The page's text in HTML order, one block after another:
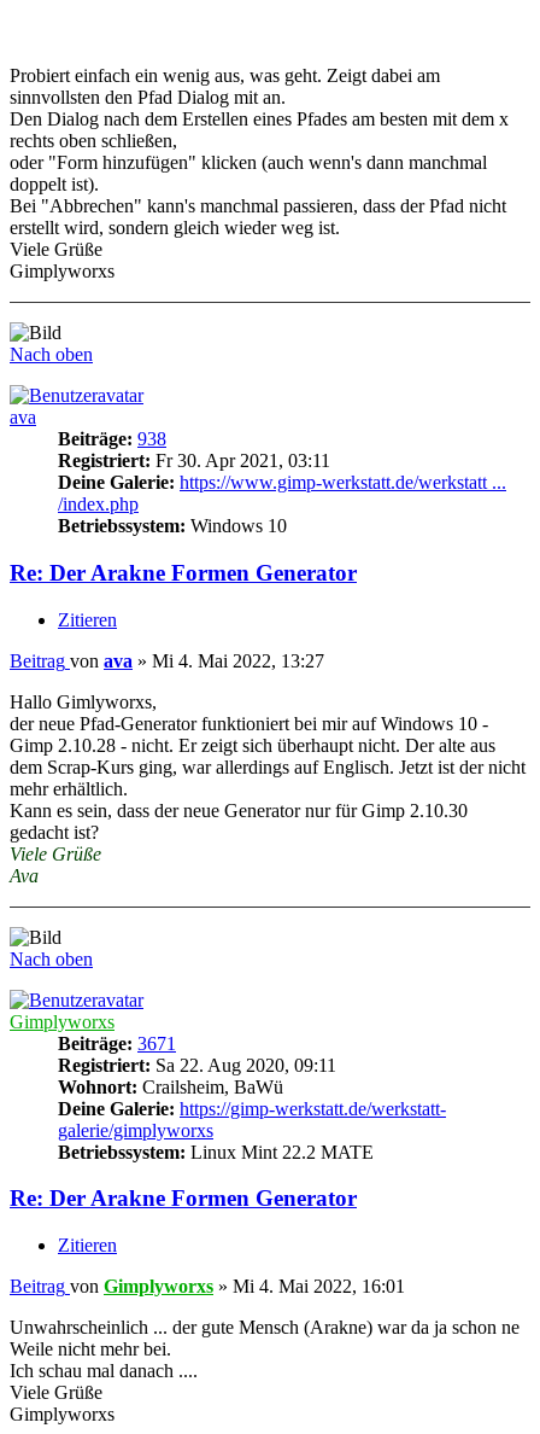
Probiert einfach ein wenig aus, was geht. Zeigt dabei am
sinnvollsten den Pfad Dialog mit an.
Den Dialog nach dem Erstellen eines Pfades am besten mit dem x
rechts oben schließen,
oder "Form hinzufügen" klicken (auch wenn's dann manchmal
doppelt ist).
Bei "Abbrechen" kann's manchmal passieren, dass der Pfad nicht
erstellt wird, sondern gleich wieder weg ist.
Viele Grüße
Gimplyworxs
Nach oben
ava
Beiträge: 938
Registriert: Fr 30. Apr 2021, 03:11
Deine Galerie: https://www.gimp-werkstatt.de/werkstatt ...
/index.php
Betriebssystem: Windows 10
Re: Der Arakne Formen Generator
Zitieren
Beitrag von ava » Mi 4. Mai 2022, 13:27
Hallo Gimlyworxs,
der neue Pfad-Generator funktioniert bei mir auf Windows 10 -
Gimp 2.10.28 - nicht. Er zeigt sich überhaupt nicht. Der alte aus
dem Scrap-Kurs ging, war allerdings auf Englisch. Jetzt ist der nicht
mehr erhältlich.
Kann es sein, dass der neue Generator nur für Gimp 2.10.30
gedacht ist?
Viele Grüße
Ava
Nach oben
Gimplyworxs
Beiträge: 3671
Registriert: Sa 22. Aug 2020, 09:11
Wohnort: Crailsheim, BaWü
Deine Galerie: https://gimp-werkstatt.de/werkstatt-
galerie/gimplyworxs
Betriebssystem: Linux Mint 22.2 MATE
Re: Der Arakne Formen Generator
Zitieren
Beitrag von Gimplyworxs » Mi 4. Mai 2022, 16:01
Unwahrscheinlich ... der gute Mensch (Arakne) war da ja schon ne
Weile nicht mehr bei.
Ich schau mal danach ....
Viele Grüße
Gimplyworxs